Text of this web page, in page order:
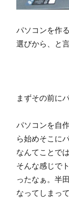
パソコンを作
選びから、と
まずその前に
パソコンを自
ら始めそこに
なんてことで
そんな感じで
ったなぁ。半
なってしまっ